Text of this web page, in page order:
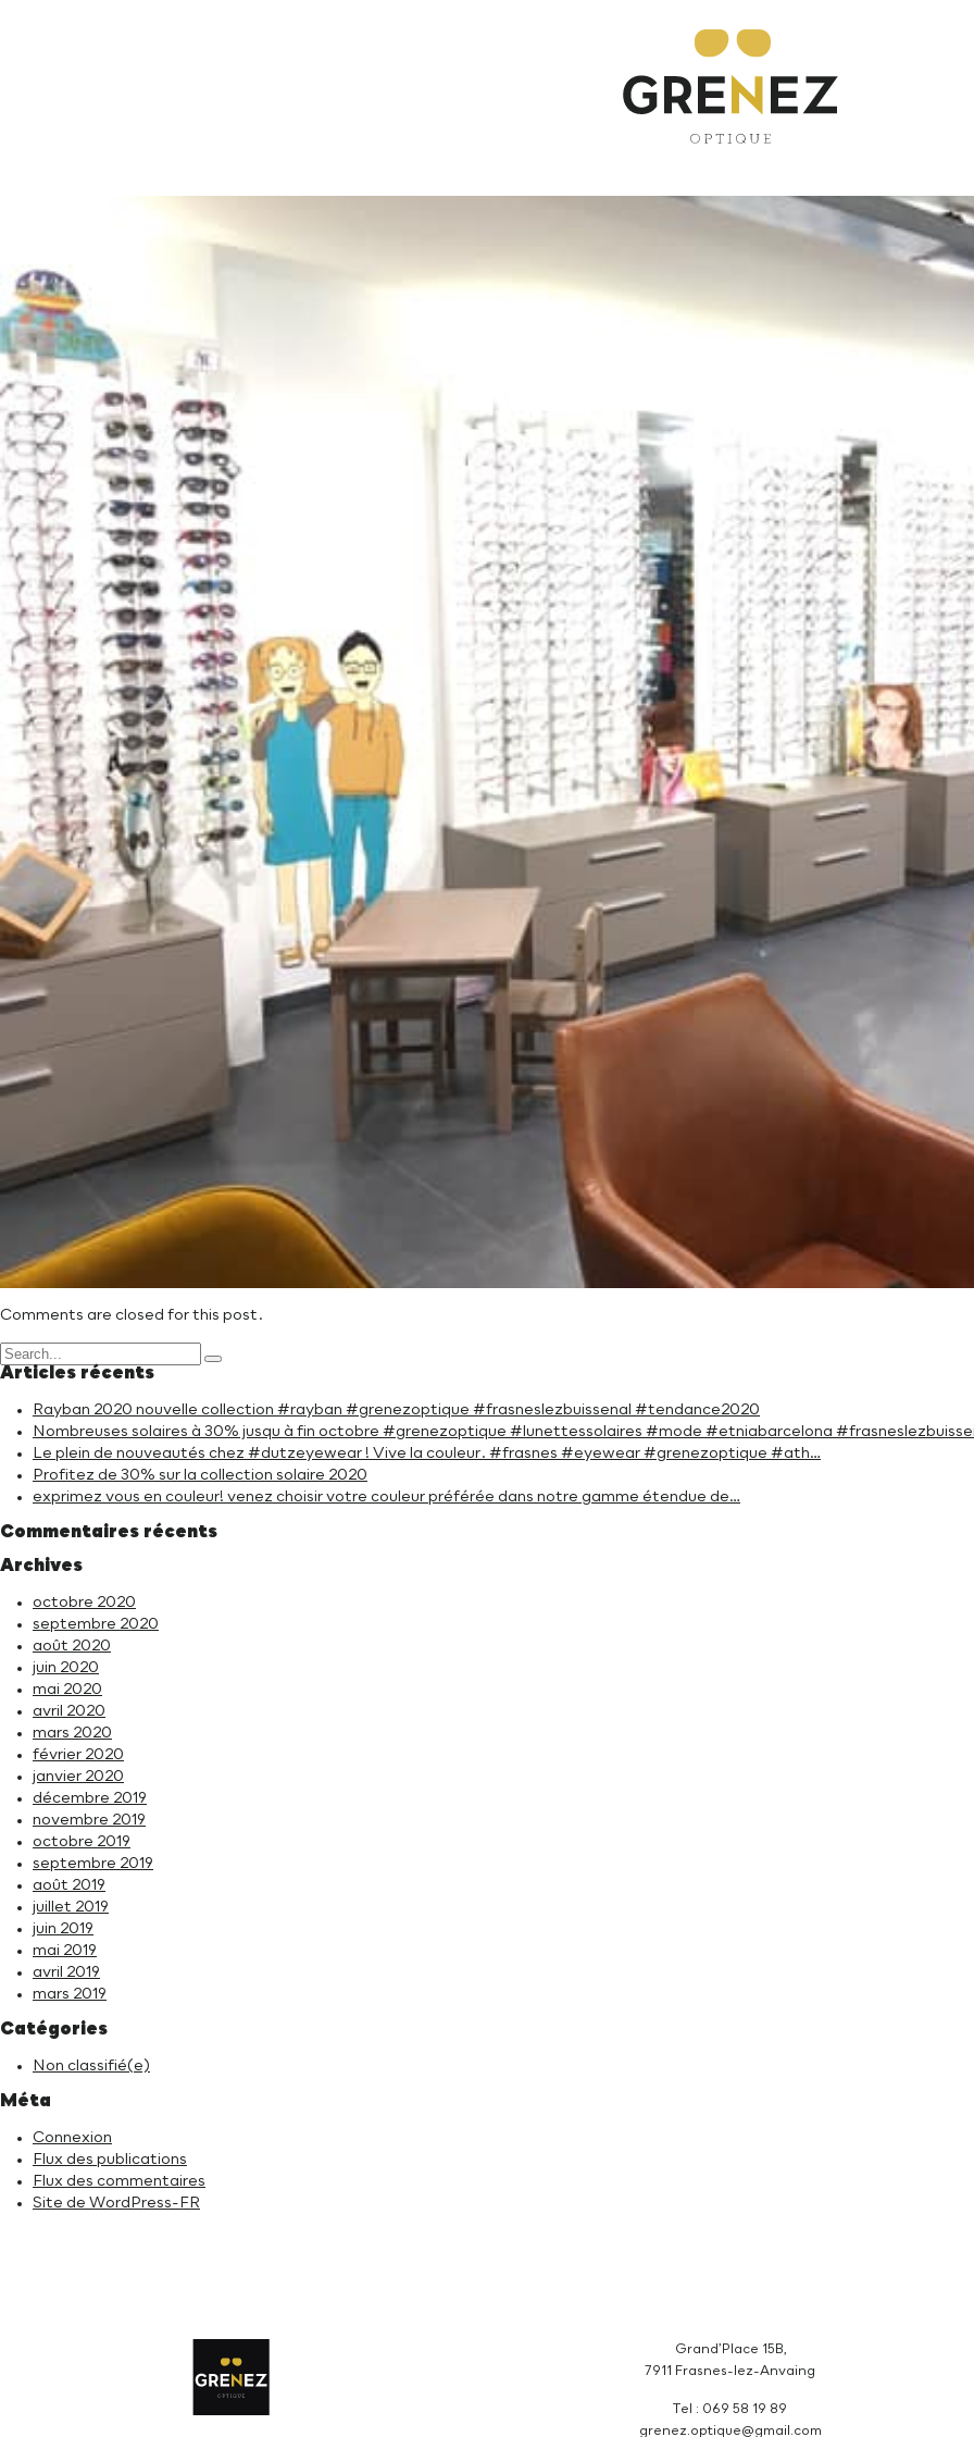
Grenez Optique updated their
Comments are closed for this post.
Articles récents
Rayban 2020 nouvelle collection #rayban #grenezoptique #frasneslezbuissenal #tendance2020
Nombreuses solaires à 30% jusqu à fin octobre #grenezoptique #lunettessolaires #mode #etniabarcelona
Le plein de nouveautés chez #dutzeyewear ! Vive la couleur. #frasnes #eyewear #grenezoptique #ath…
Profitez de 30% sur la collection solaire 2020
exprimez vous en couleur! venez choisir votre couleur préférée dans notre gamme étendue de…
Commentaires récents
Archives
octobre 2020
septembre 2020
août 2020
juin 2020
mai 2020
avril 2020
mars 2020
février 2020
janvier 2020
décembre 2019
novembre 2019
octobre 2019
septembre 2019
août 2019
juillet 2019
juin 2019
mai 2019
avril 2019
mars 2019
Catégories
Non classifié(e)
Méta
Connexion
Flux des publications
Flux des commentaires
Site de WordPress-FR
Grand’Place 15B,
7911 Frasnes-lez-Anvaing
Tel : 069 58 19 89
grenez.optique@gmail.com